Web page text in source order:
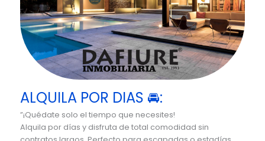
ALQUILA POR DIAS 🚘:
”¡Quédate solo el tiempo que necesites!
Alquila por días y disfruta de total comodidad sin